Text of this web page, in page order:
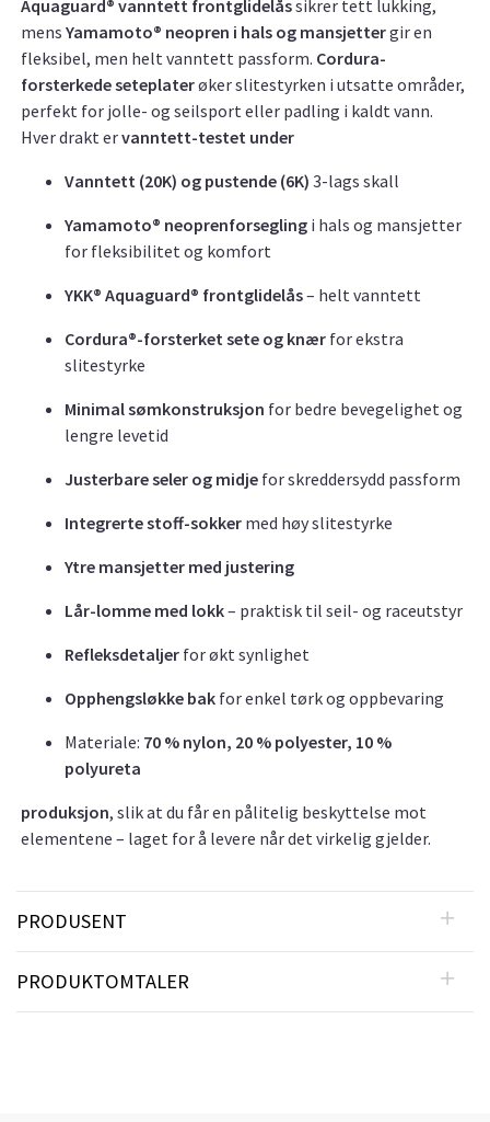
Aquaguard® vanntett frontglidelåssikrer tett lukking,
mens Yamamoto® neopren i hals og mansjettergir en
fleksibel, men helt vanntett passform. Cordura-
forsterkede seteplaterøker slitestyrken i utsatte områder,
perfekt for jolle- og seilsport eller padling i kaldt vann.
Hver drakt ervanntett-testet under
Vanntett (20K) og pustende (6K) 3-lags skall
Yamamoto® neoprenforsegling i hals og mansjetter
for fleksibilitet og komfort
YKK® Aquaguard® frontglidelås– helt vanntett
Cordura®-forsterket sete og knær for ekstra
slitestyrke
Minimal sømkonstruksjon for bedre bevegelighet og
lengre levetid
Justerbare seler og midje for skreddersydd passform
Integrerte stoff-sokker med høy slitestyrke
Ytre mansjetter med justering
Lår-lomme med lokk– praktisk til seil- og raceutstyr
Refleksdetaljer for økt synlighet
Opphengsløkke bak for enkel tørk og oppbevaring
Materiale: 70 % nylon, 20 % polyester, 10 %
polyureta
produksjon, slik at du får en pålitelig beskyttelse mot
elementene – laget for å levere når det virkelig gjelder.
PRODUSENT
PRODUKTOMTALER